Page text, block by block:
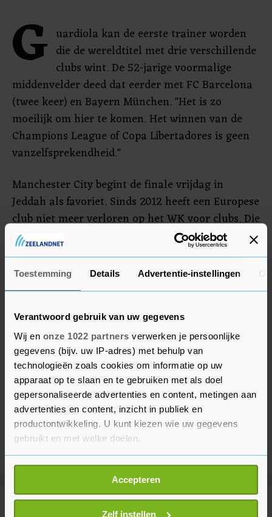
Toestemming Details Advertentie-instellingen
Verantwoord gebruik van uw gegevens
Wij en onze 1022 partners verwerken je persoonlijke
gegevens (bijv. uw IP-adres) met behulp van
technologieën zoals cookies om informatie op uw
apparaat op te slaan en te gebruiken met als doel
gepersonaliseerde advertenties en content, metingen aan
advertenties en content, inzicht in publiek en
productontwikkeling. U kunt kiezen wie uw gegevens
gebruikt en met welke doelen.
Als u het toestaat, willen we ook graag:
Informatie verzamelen over uw geografische
locatie, die tot een paar meter nauwkeurig kan zijn
Uw apparaat identificeren door het actief te
Accepteren
Zelf instellen
G uardiola kan de eerste trainer worden
die de wereldtitel met drie verschillende
clubs wint. De 52-jarige voormalige
middenvelder deed dat eerder met FC Barcelona
(twee keer) en Bayern München. "Het is zo
moeilijk om hier te komen. Het winnen van de
Champions League of Copa Libertadores is geen
vanzelfsprekendheid."
Manchester City begint de finale vrijdag in
Jeddah als favoriet. Sinds 2012 heeft een Europese
club niet meer verloren op het WK voor clubs. Die
reeks duurt nu al 21 duels.